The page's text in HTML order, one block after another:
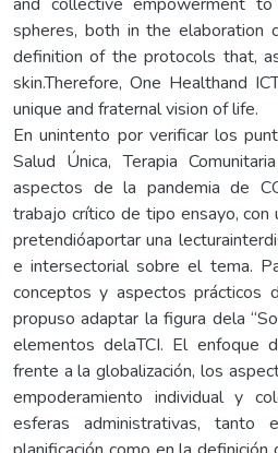
spheres, both in the elaboration
definition of the protocols that,
skin.Therefore, One Healthand
unique and fraternal vision of life.
En unintento por verificar los
Salud Única, Terapia
aspectos de la pandemia de
trabajo crítico de tipo ensayo, con
pretendióaportar una
e intersectorial sobre el tema.
conceptos y aspectos prácticos
propuso adaptar la figura dela
elementos delaTCI. El enfoque
frente a la globalización, los
empoderamiento individual y
esferas administrativas,